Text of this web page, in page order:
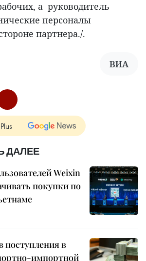
а руководитель
персоналы
партнера./.
ВИА
ДАЛЕЕ
Weixin
покупки по
поступления в
импортной